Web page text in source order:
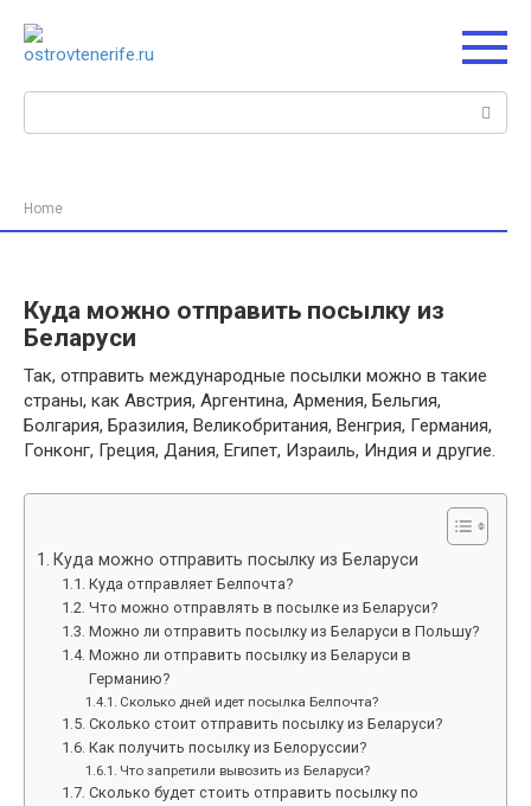
контенту
Поиск:
Home
Куда можно отправить посылку из
Беларуси
Так, отправить международные посылки можно в такие
страны, как Австрия, Аргентина, Армения, Бельгия,
Болгария, Бразилия, Великобритания, Венгрия, Германия,
Гонконг, Греция, Дания, Египет, Израиль, Индия и другие.
Куда можно отправить посылку из Беларуси
Куда отправляет Белпочта?
Что можно отправлять в посылке из Беларуси?
Можно ли отправить посылку из Беларуси в Польшу?
Можно ли отправить посылку из Беларуси в
Германию?
Сколько дней идет посылка Белпочта?
Сколько стоит отправить посылку из Беларуси?
Как получить посылку из Белоруссии?
Что запретили вывозить из Беларуси?
Сколько будет стоить отправить посылку по